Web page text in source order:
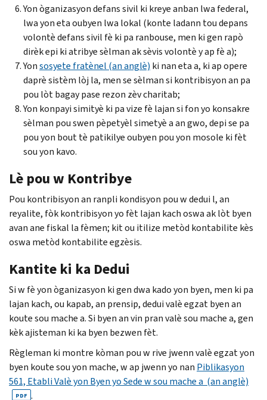
Yon òganizasyon defans sivil ki kreye anban lwa federal,
lwa yon eta oubyen lwa lokal (konte ladann tou depans
volontè defans sivil fè ki pa ranbouse, men ki gen rapò
dirèk epi ki atribye sèlman ak sèvis volontè y ap fè a);
Yonsosyete fratènel (an anglè) ki nan eta a, ki ap opere
daprè sistèm lòj la, men se sèlman si kontribisyon an pa
pou lòt bagay pase rezon zèv charitab;
Yon konpayi simityè ki pa vize fè lajan si fon yo konsakre
sèlman pou swen pèpetyèl simetyè a an gwo, depi se pa
pou yon bout tè patikilye oubyen pou yon mosole ki fèt
sou yon kavo.
Lè pou w Kontribye
Pou kontribisyon an ranpli kondisyon pou w dedui l, an
reyalite, fòk kontribisyon yo fèt lajan kach oswa ak lòt byen
avan ane fiskal la fèmen; kit ou itilize metòd kontabilite kès
oswa metòd kontabilite egzèsis.
Kantite ki ka Dedui
Si w fè yon òganizasyon ki gen dwa kado yon byen, men ki pa
lajan kach, ou kapab, an prensip, dedui valè egzat byen an
koute sou mache a. Si byen an vin pran valè sou mache a, gen
kèk ajisteman ki ka byen bezwen fèt.
Règleman ki montre kòman pou w rive jwenn valè egzat yon
byen koute sou yon mache, w ap jwenn yo nan Piblikasyon
561, Etabli Valè yon Byen yo Sede w sou mache a (an anglè)
PDF .